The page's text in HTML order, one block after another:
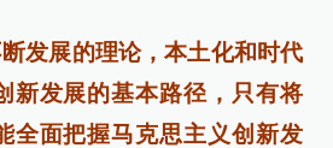
发展的理论，本土化和时代
新发展的基本路径，只有将
全面把握马克思主义创新发